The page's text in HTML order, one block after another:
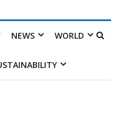
NEWS WORLD